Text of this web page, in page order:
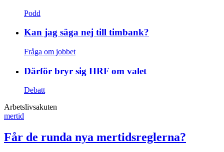
Podd
Kan jag säga nej till timbank?
Fråga om jobbet
Därför bryr sig HRF om valet
Debatt
Arbetslivsakuten
mertid
Får de runda nya mertidsreglerna?